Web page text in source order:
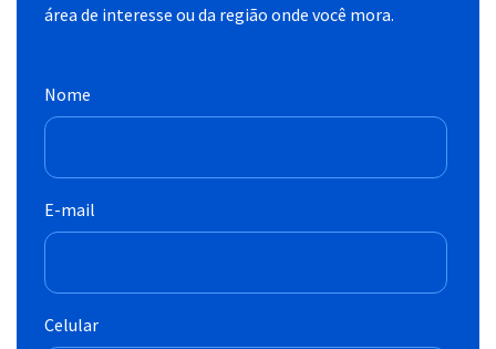
área de interesse ou da região onde você mora.
Nome
E-mail
Celular